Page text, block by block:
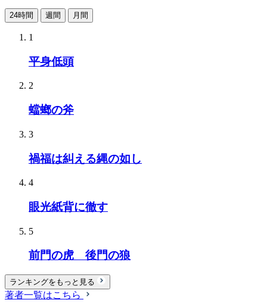
24時間 週間 月間
1
平身低頭
2
蟷螂の斧
3
禍福は糾える縄の如し
4
眼光紙背に徹す
5
前門の虎 後門の狼
ランキングをもっと見る
著者一覧はこちら